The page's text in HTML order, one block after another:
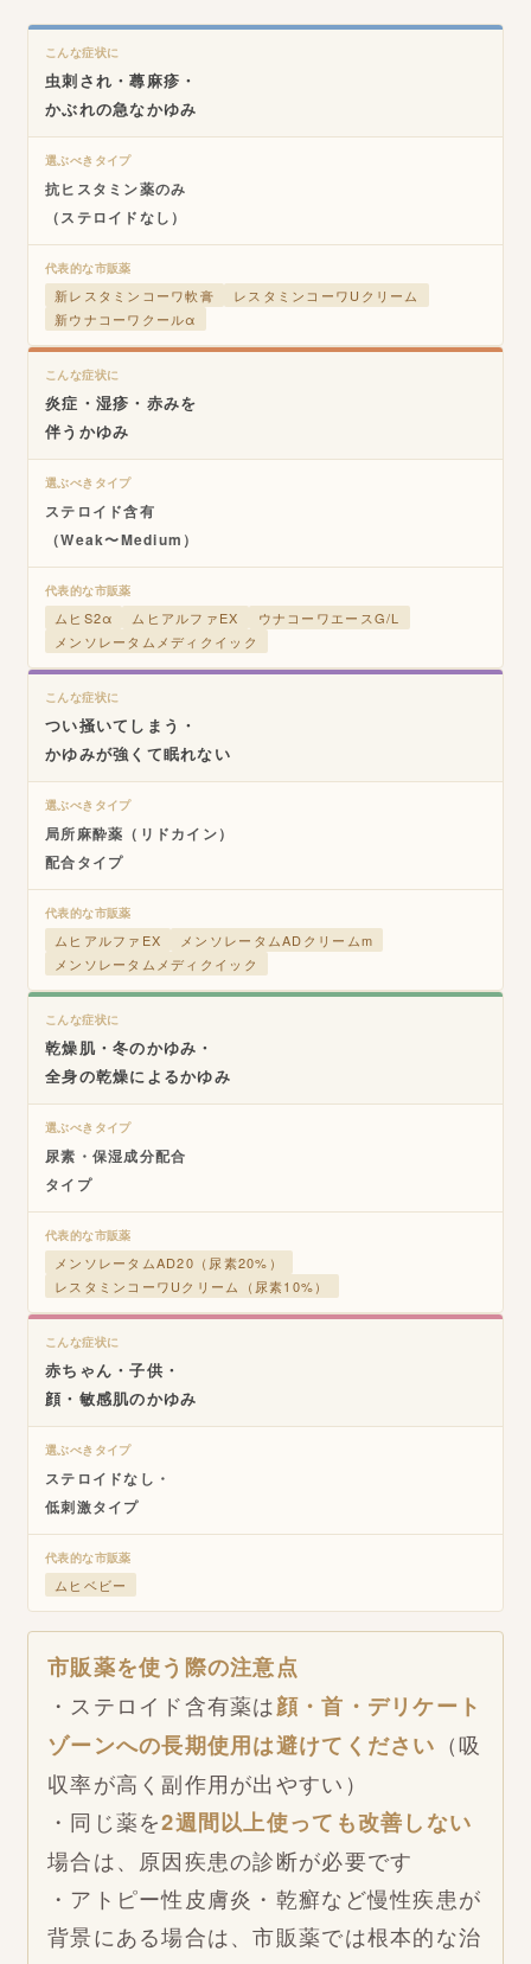
こんな症状に
虫刺され・蕁麻疹・
かぶれの急なかゆみ
選ぶべきタイプ
抗ヒスタミン薬のみ
（ステロイドなし）
代表的な市販薬
新レスタミンコーワ軟膏
レスタミンコーワUクリーム
新ウナコーワクールα
こんな症状に
炎症・湿疹・赤みを
伴うかゆみ
選ぶべきタイプ
ステロイド含有
（Weak〜Medium）
代表的な市販薬
ムヒS2α ムヒアルファEX
ウナコーワエースG/L
メンソレータムメディクイック
こんな症状に
つい掻いてしまう・
かゆみが強くて眠れない
選ぶべきタイプ
局所麻酔薬（リドカイン）
配合タイプ
代表的な市販薬
ムヒアルファEX
メンソレータムADクリームm
メンソレータムメディクイック
こんな症状に
乾燥肌・冬のかゆみ・
全身の乾燥によるかゆみ
選ぶべきタイプ
尿素・保湿成分配合
タイプ
代表的な市販薬
メンソレータムAD20（尿素20%）
レスタミンコーワUクリーム（尿素10%）
こんな症状に
赤ちゃん・子供・
顔・敏感肌のかゆみ
選ぶべきタイプ
ステロイドなし・
低刺激タイプ
代表的な市販薬
ムヒベビー
市販薬を使う際の注意点
・ステロイド含有薬は顔・首・デリケート
ゾーンへの長期使用は避けてください （吸
収率が高く副作用が出やすい）
・同じ薬を2週間以上使っても改善しない
場合は、原因疾患の診断が必要です
・アトピー性皮膚炎・乾癬など慢性疾患が
背景にある場合は、市販薬では根本的な治